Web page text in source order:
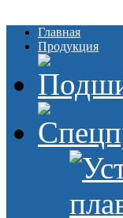
Главная
Продукция